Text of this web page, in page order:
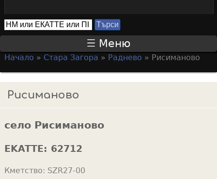
S
e
r
c
h
f
r
m
Т
ъ
с
и
Меню
o
u
r
e
e
Начало » Стара Загора » Раднево » Рисиманово
Рисиманово
село Рисиманово
EKATTE: 62712
Кметство: SZR27-00